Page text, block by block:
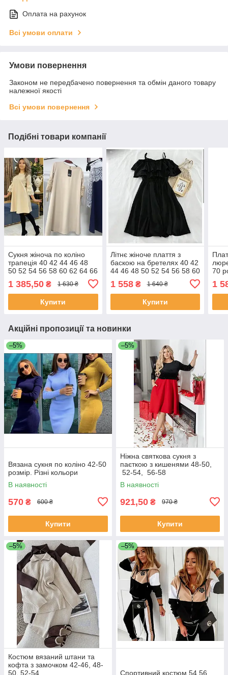
Оплата на рахунок
Всі умови оплати
Умови повернення
Законом не передбачено повернення та обмін даного товару
належної якості
Всі умови повернення
Подібні товари компанії
Сукня жіноча по коліно
трапеція 40 42 44 46 48
50 52 54 56 58 60 62 64 66
1 385,50 ₴ 1 630 ₴
Купити
Літнє жіноче плаття з
баскою на бретелях 40 42
44 46 48 50 52 54 56 58 60
1 558₴ 1 640 ₴
Купити
70
1
Акційні пропозиції та новинки
–5%
Вязана сукня по коліно 42-50
розмір. Різні кольори
В наявності
570 ₴ 600 ₴
Купити
–5%
Ніжна святкова сукня з
паєткою з кишенями 48-50,
52-54, 56-58
В наявності
921,50 ₴ 970 ₴
Купити
–5%
Костюм вязаний штани та
кофта з замочком 42-46, 48-
50, 52-54
–5%
Спортивний костюм 54 56